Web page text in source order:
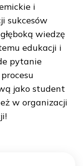
i
sukcesów
wiedzę
edukacji i
pytanie
jako student
w organizacji